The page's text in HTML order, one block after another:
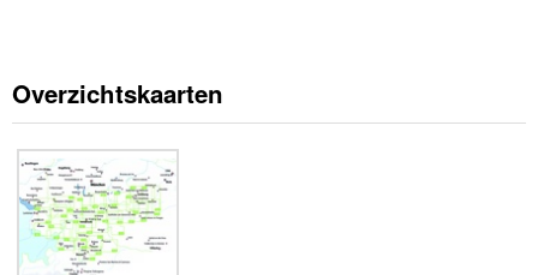
Overzichtskaarten